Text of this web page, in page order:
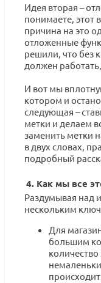
Идея вторая –
понимаете, этот
причина на это
отложенные
решили, что без
должен
И вот мы
котором и
следующая –
метки и делаем
заменить метки
в двух словах,
подробный
4. Как мы все
Раздумывая над
нескольким
Для
большим